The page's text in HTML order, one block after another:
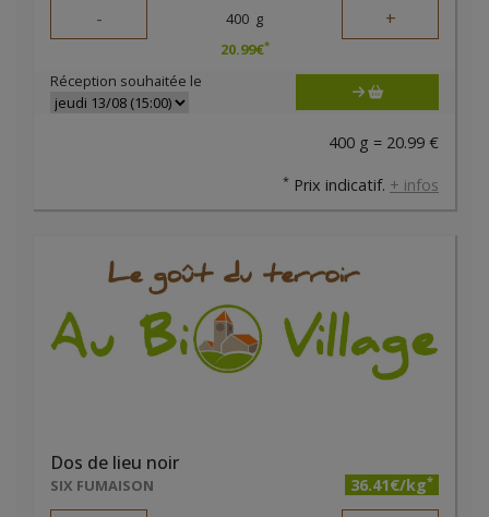
- 400 g +
20.99€*
Réception souhaitée le
400 g = 20.99 €
* Prix indicatif. + infos
Dos de lieu noir
SIX FUMAISON 36.41€/kg*